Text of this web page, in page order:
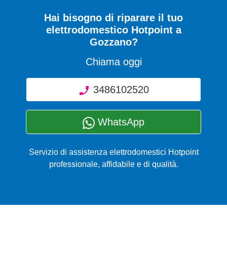
Hai bisogno di riparare il tuo
elettrodomestico Hotpoint a
Gozzano?
Chiama oggi
3486102520
WhatsApp
Servizio di assistenza elettrodomestici Hotpoint
professionale, affidabile e di qualità.